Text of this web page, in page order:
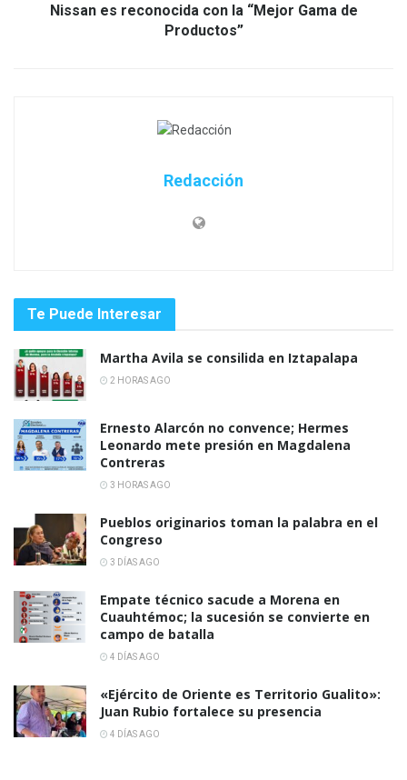
Nissan es reconocida con la “Mejor Gama de
Productos”
Redacción
Te Puede Interesar
Martha Avila se consilida en Iztapalapa
2 HORAS AGO
Ernesto Alarcón no convence; Hermes
Leonardo mete presión en Magdalena
Contreras
3 HORAS AGO
Pueblos originarios toman la palabra en el
Congreso
3 DÍAS AGO
Empate técnico sacude a Morena en
Cuauhtémoc; la sucesión se convierte en
campo de batalla
4 DÍAS AGO
«Ejército de Oriente es Territorio Gualito»:
Juan Rubio fortalece su presencia
4 DÍAS AGO